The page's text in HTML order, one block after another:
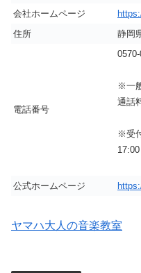
会社ホームページ
住所
静岡
電話番号
※一
通話
※受
公式ホームページ
ヤマハ大人の音楽教室